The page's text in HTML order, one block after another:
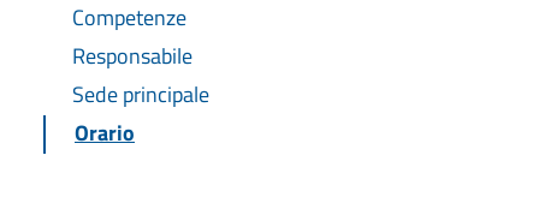
Competenze
Responsabile
Sede principale
Orario